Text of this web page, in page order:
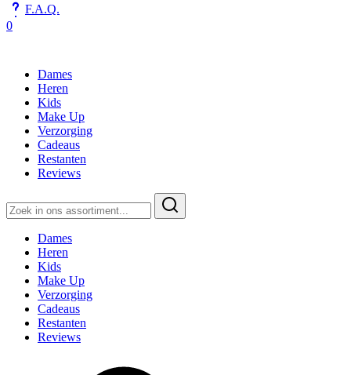
F.A.Q.
0
Dames
Heren
Kids
Make Up
Verzorging
Cadeaus
Restanten
Reviews
naar:
Dames
Heren
Kids
Make Up
Verzorging
Cadeaus
Restanten
Reviews